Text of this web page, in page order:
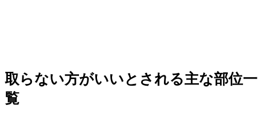
取らない方がいいとされる主な部位一
覧